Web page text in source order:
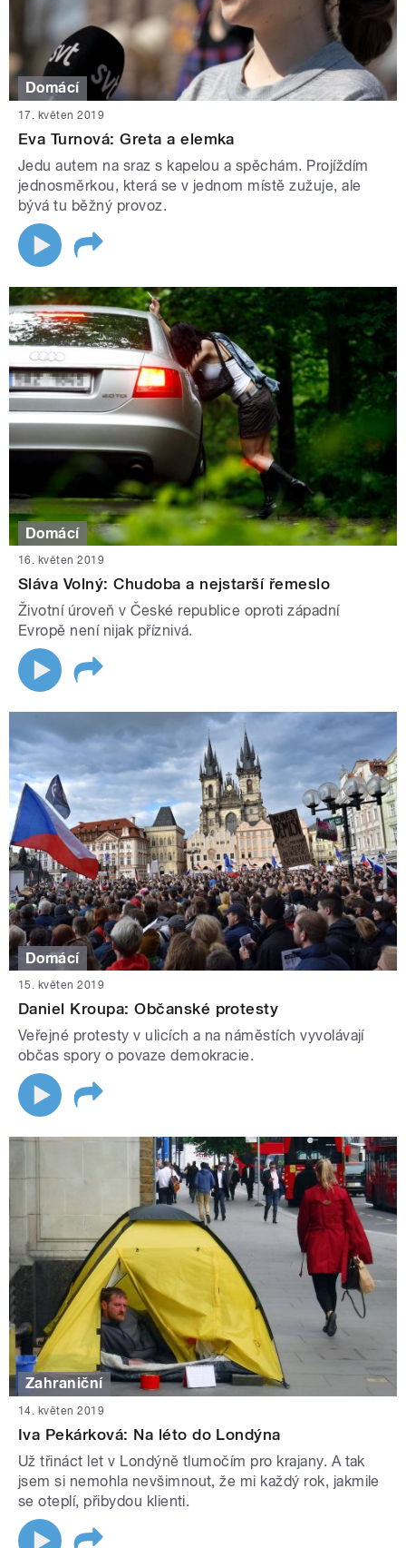
Domácí
17. květen 2019
Eva Turnová: Greta a elemka
Jedu autem na sraz s kapelou a spěchám. Projíždím
jednosměrkou, která se v jednom místě zužuje, ale
bývá tu běžný provoz.
Domácí
16. květen 2019
Sláva Volný: Chudoba a nejstarší řemeslo
Životní úroveň v České republice oproti západní
Evropě není nijak příznivá.
Domácí
15. květen 2019
Daniel Kroupa: Občanské protesty
Veřejné protesty v ulicích a na náměstích vyvolávají
občas spory o povaze demokracie.
Zahraniční
14. květen 2019
Iva Pekárková: Na léto do Londýna
Už třináct let v Londýně tlumočím pro krajany. A tak
jsem si nemohla nevšimnout, že mi každý rok, jakmile
se oteplí, přibydou klienti.